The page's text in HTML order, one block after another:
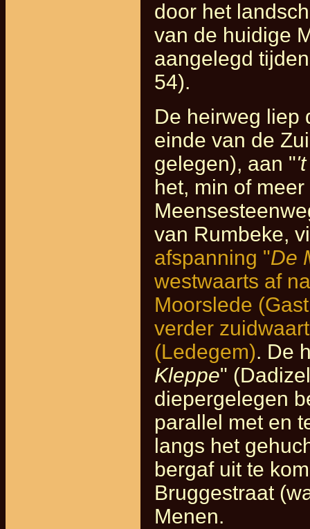
door het
van de huidige
aangelegd
54).
De heirweg liep
einde van de
gelegen), aan "
het, min of
van Rumbeke,
afspanning "De
westwaarts af
Moorslede
verder
(Ledegem). De
Kleppe"
diepergelegen
parallel met en
langs het
bergaf uit te
Bruggestraat
Menen.